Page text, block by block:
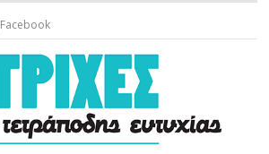
Facebook